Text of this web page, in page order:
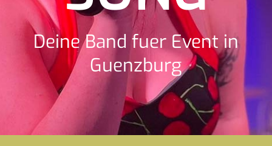
Deine Band fuer Event in
Guenzburg